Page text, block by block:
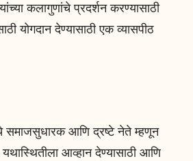
कलागुणांचे प्रदर्शन करण्यासाठी
योगदान देण्यासाठी एक व्यासपीठ
समाजसुधारक आणि द्रष्टे नेते म्हणून
आव्हान देण्यासाठी आणि